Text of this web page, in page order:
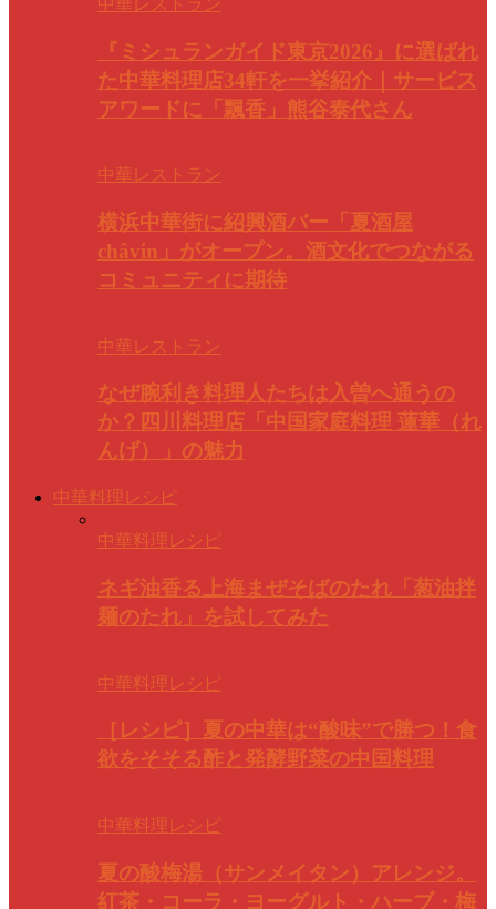
『ミシュランガイド東京2026』に選ばれ
た中華料理店34軒を一挙紹介｜サービス
アワードに「飄香」熊谷泰代さん
中華レストラン
横浜中華街に紹興酒バー「夏酒屋
châvin」がオープン。酒文化でつながる
コミュニティに期待
中華レストラン
なぜ腕利き料理人たちは入曽へ通うの
か？四川料理店「中国家庭料理 蓮華（れ
んげ）」の魅力
中華料理レシピ
中華料理レシピ
ネギ油香る上海まぜそばのたれ「葱油拌
麺のたれ」を試してみた
中華料理レシピ
［レシピ］夏の中華は“酸味”で勝つ！食
欲をそそる酢と発酵野菜の中国料理
中華料理レシピ
夏の酸梅湯（サンメイタン）アレンジ。
紅茶・コーラ・ヨーグルト・ハーブ・梅